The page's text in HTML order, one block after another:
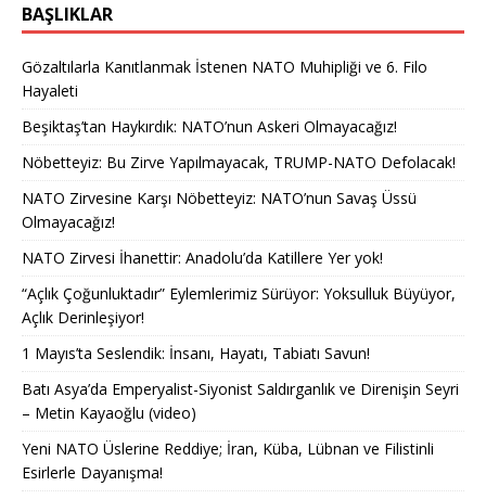
BAŞLIKLAR
Gözaltılarla Kanıtlanmak İstenen NATO Muhipliği ve 6. Filo
Hayaleti
Beşiktaş’tan Haykırdık: NATO’nun Askeri Olmayacağız!
Nöbetteyiz: Bu Zirve Yapılmayacak, TRUMP-NATO Defolacak!
NATO Zirvesine Karşı Nöbetteyiz: NATO’nun Savaş Üssü
Olmayacağız!
NATO Zirvesi İhanettir: Anadolu’da Katillere Yer yok!
“Açlık Çoğunluktadır” Eylemlerimiz Sürüyor: Yoksulluk Büyüyor,
Açlık Derinleşiyor!
1 Mayıs’ta Seslendik: İnsanı, Hayatı, Tabiatı Savun!
Batı Asya’da Emperyalist-Siyonist Saldırganlık ve Direnişin Seyri
– Metin Kayaoğlu (video)
Yeni NATO Üslerine Reddiye; İran, Küba, Lübnan ve Filistinli
Esirlerle Dayanışma!